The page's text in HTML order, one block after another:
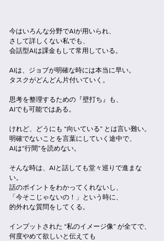
今はいろんな分野でAIが用いられ、
さして詳しくない私でも、
会話型AIは課金もして常用している。
AIは、ジョブが明確な時には本当に早い。
タスクがどんどん片付いていく。
思考を整理するための『壁打ち』も、
AIでも可能ではある。
けれど、どうにも “向いている” とは言い難い。
明確でないことを言葉にしていく途中で、
AIは“行間”を読めない。
そんな時は、AIと話しても堂々巡りで進まな
い。
話のポイントをわかってくれないし、
「今そこじゃないの！」という時に、
的外れな質問をしてくる。
インプットされた “私のイメージ像” が全てで、
何度やめて欲しいと伝えても